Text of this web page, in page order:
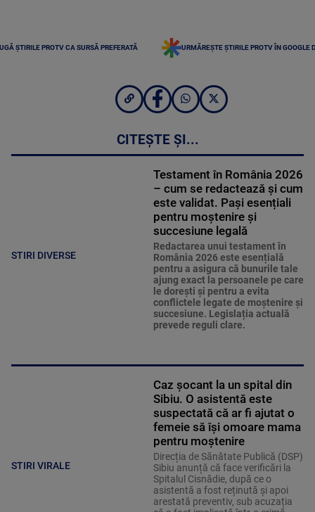
ȘTIRILE PROTV CA SURSĂ PREFERATĂ URMĂREȘTE ȘTIRILE PROTV ÎN GOOGLE
CITEȘTE ȘI...
STIRI DIVERSE
Testament în România 2026
– cum se redactează și cum
este validat. Pași esențiali
pentru moștenire și
succesiune legală
Redactarea unui testament în
România 2026 este esențială
pentru a asigura că bunurile tale
ajung exact la persoanele pe care
le dorești și pentru a evita
conflictele legate de moștenire și
succesiune. Legislația actuală
prevede reguli clare.
STIRI VIRALE
Caz șocant la un spital din
Sibiu. O asistentă este
suspectată că ar fi ajutat o
femeie să își omoare mama
pentru moștenire
Direcția de Sănătate Publică (DSP)
Sibiu anunță că face verificări la
Spitalul Cisnădie, după ce o
asistentă a fost reținută și apoi
arestată preventiv, sub acuzația